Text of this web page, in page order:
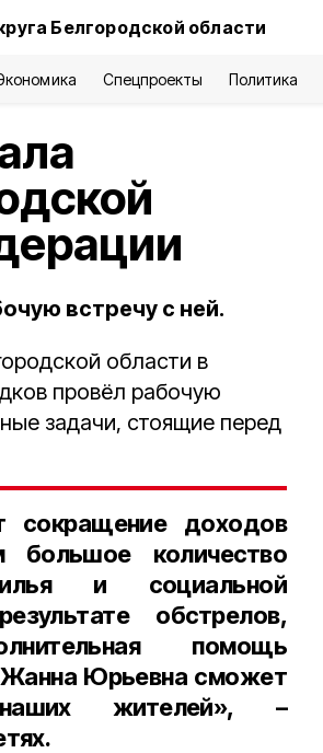
Белгородской области
Спецпроекты Политика
встречу с ней.
области в
провёл рабочую
задачи, стоящие перед
сокращение доходов
количество
и социальной
обстрелов,
помощь
Жанна Юрьевна сможет
жителей», –